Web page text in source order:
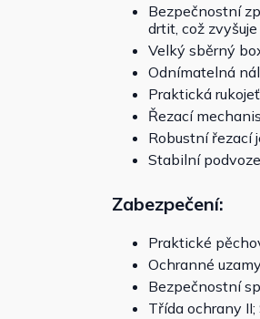
Bezpečnostní
drtit, což
Velký sběrný
Odnímatelná
Praktická
Řezací
Robustní řezací
Stabilní
Zabezpečení:
Praktické
Ochranné
Bezpečnostní
Třída ochrany II;